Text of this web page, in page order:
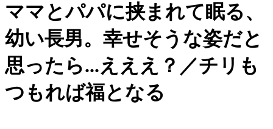
ママとパパに挟まれて眠る、
幼い長男。幸せそうな姿だと
思ったら...えええ？／チリも
つもれば福となる